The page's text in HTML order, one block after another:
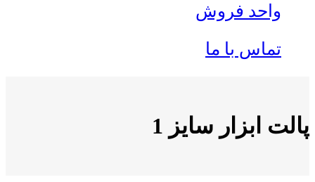
واحد فروش
تماس با ما
پالت ابزار سایز 1